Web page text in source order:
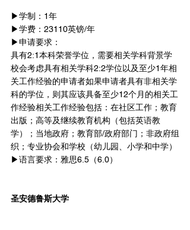
▶学制：1年
▶学费：23110英镑/年
▶申请要求：
具有2:1本科荣誉学位，需要相关学科背景学
校会考虑具有相关学科2:2学位以及至少1年相
关工作经验的申请者如果申请者具有非相关学
科的学位，则其应该具备至少12个月的相关工
作经验相关工作经验包括：在社区工作；教育
出版；高等及继续教育机构（包括英语教
学）；当地政府；教育部/政府部门；非政府组
织；专业协会和学校（幼儿园、小学和中学）
▶语言要求：雅思6.5（6.0）
圣安德鲁斯大学